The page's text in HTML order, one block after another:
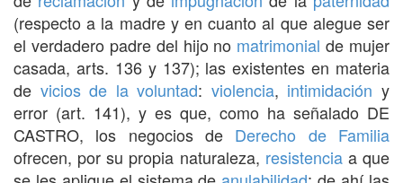
(respecto a la madre y en cuanto al que alegue ser
el verdadero padre del hijo no matrimonial de mujer
casada, arts. 136 y 137); las existentes en materia
de vicios de la voluntad: violencia, intimidación y
error (art. 141), y es que, como ha señalado DE
CASTRO, los negocios de Derecho de Familia
ofrecen, por su propia naturaleza, resistenciaa que